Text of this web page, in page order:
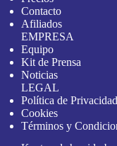
Contacto
Afiliados
EMPRESA
Equipo
Kit de Prensa
Noticias
LEGAL
Política de Privacidad
Cookies
Términos y